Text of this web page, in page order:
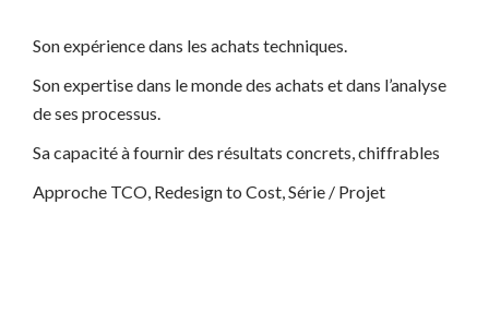
Son expérience dans les achats techniques.
Son expertise dans le monde des achats et dans l’analyse
de ses processus.
Sa capacité à fournir des résultats concrets, chiffrables
Approche TCO, Redesign to Cost, Série / Projet